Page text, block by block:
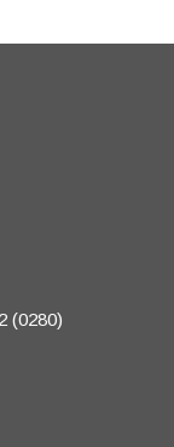
(0280)